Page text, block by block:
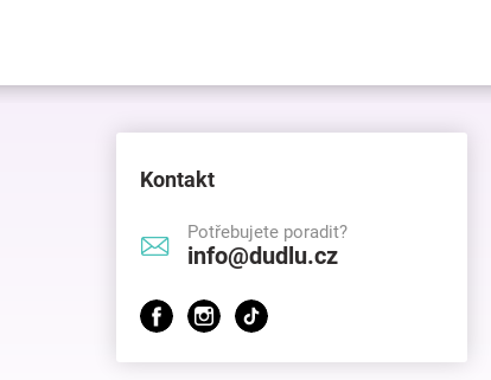
Kontakt
Potřebujete poradit?
info@dudlu.cz